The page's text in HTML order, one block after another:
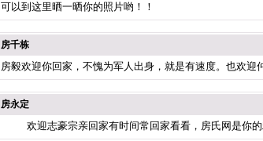
可以到这里晒一晒你的照片哟！！
房千栋
房毅欢迎你回家，不愧为军人出身，就是有速度。也欢迎
房永定
欢迎志豪宗亲回家有时间常回家看看，房氏网是你的